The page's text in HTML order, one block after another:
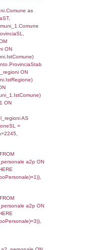
Indietro
FROM `userlevels`
`userlevelname`
FROM
= -2, executionMS:
`userlevelid`,
WHERE `userlevelid`